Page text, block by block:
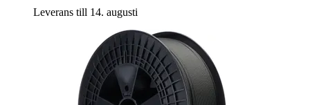
Leverans till 14. augusti